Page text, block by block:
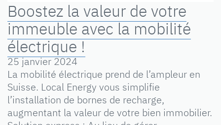
Boostez la valeur de votre
immeuble avec la mobilité
électrique !
25 janvier 2024
La mobilité électrique prend de l’ampleur en
Suisse. Local Energy vous simplifie
l’installation de bornes de recharge,
augmentant la valeur de votre bien immobilier.